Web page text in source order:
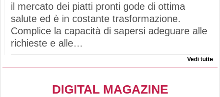
il mercato dei piatti pronti gode di ottima
salute ed è in costante trasformazione.
Complice la capacità di sapersi adeguare alle
richieste e alle…
Vedi tutte
DIGITAL MAGAZINE